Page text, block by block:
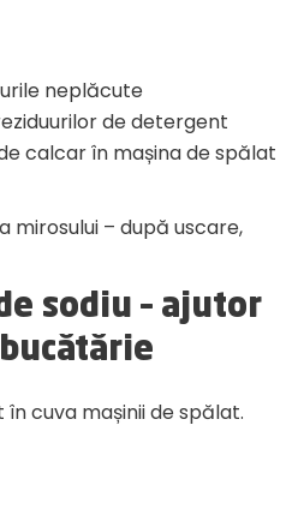
neplăcute
de detergent
calcar în mașina de spălat
mirosului – după uscare,
sodiu – ajutor
în cuva mașinii de spălat.